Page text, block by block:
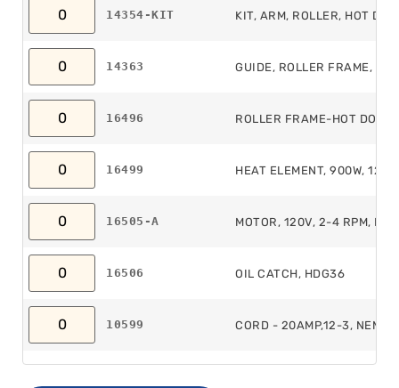
14354-KIT KIT, ARM, ROLLER, HOT
14363 GUIDE, ROLLER FRAME,
16496 ROLLER FRAME-HOT DOG
16499 HEAT ELEMENT, 900W,
16505-A MOTOR, 120V, 2-4 RPM, HDG
16506 OIL CATCH, HDG36
10599 CORD - 20AMP,12-3, NEMA